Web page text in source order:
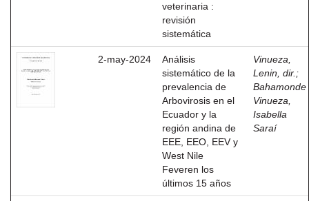
veterinaria :
revisión
sistemática
2-may-2024
Análisis
sistemático de la
prevalencia de
Arbovirosis en el
Ecuador y la
región andina de
EEE, EEO, EEV y
West Nile
Feveren los
últimos 15 años
Vinueza,
Lenin, dir. ;
Bahamonde
Vinueza,
Isabella
Saraí